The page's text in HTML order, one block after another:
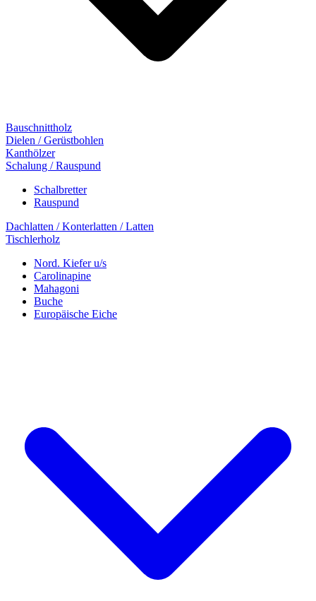
Bauschnittholz
Dielen / Gerüstbohlen
Kanthölzer
Schalung / Rauspund
Schalbretter
Rauspund
Dachlatten / Konterlatten / Latten
Tischlerholz
Nord. Kiefer u/s
Carolinapine
Mahagoni
Buche
Europäische Eiche